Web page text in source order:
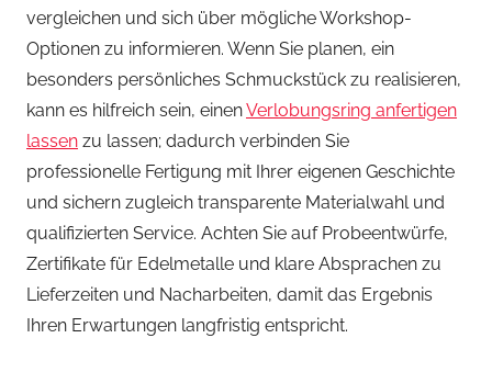
vergleichen und sich über mögliche Workshop-
Optionen zu informieren. Wenn Sie planen, ein
besonders persönliches Schmuckstück zu realisieren,
kann es hilfreich sein, einenVerlobungsring anfertigen
lassen zu lassen; dadurch verbinden Sie
professionelle Fertigung mit Ihrer eigenen Geschichte
und sichern zugleich transparente Materialwahl und
qualifizierten Service. Achten Sie auf Probeentwürfe,
Zertifikate für Edelmetalle und klare Absprachen zu
Lieferzeiten und Nacharbeiten, damit das Ergebnis
Ihren Erwartungen langfristig entspricht.